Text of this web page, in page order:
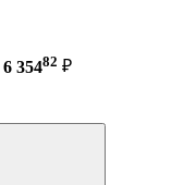
6 35482 ₽